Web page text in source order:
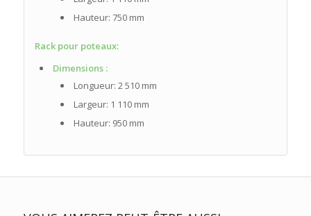
Hauteur: 750 mm
Rack pour poteaux:
Dimensions :
Longueur: 2 510 mm
Largeur: 1 110 mm
Hauteur: 950 mm